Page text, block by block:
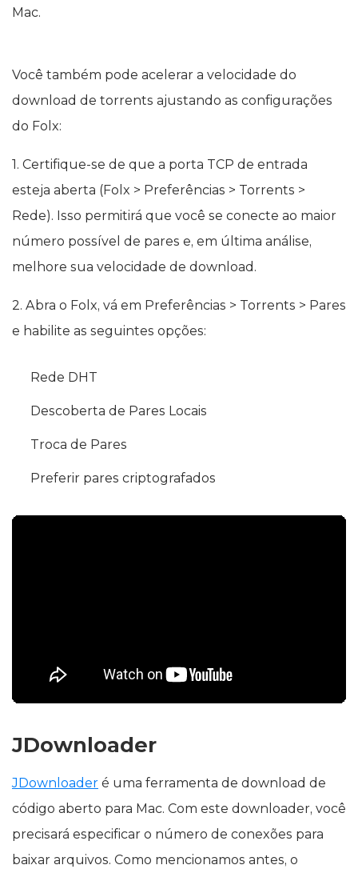
Mac.
Você também pode acelerar a velocidade do
download de torrents ajustando as configurações
do Folx:
1. Certifique-se de que a porta TCP de entrada
esteja aberta (Folx > Preferências > Torrents >
Rede). Isso permitirá que você se conecte ao maior
número possível de pares e, em última análise,
melhore sua velocidade de download.
2. Abra o Folx, vá em Preferências > Torrents > Pares
e habilite as seguintes opções:
Rede DHT
Descoberta de Pares Locais
Troca de Pares
Preferir pares criptografados
JDownloader
JDownloader é uma ferramenta de download de
código aberto para Mac. Com este downloader, você
precisará especificar o número de conexões para
baixar arquivos. Como mencionamos antes, o